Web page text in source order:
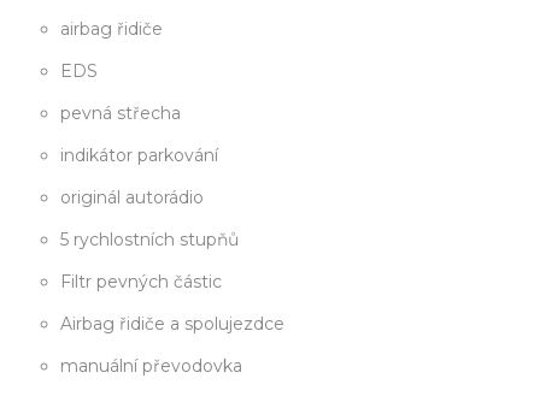
airbag řidiče
EDS
pevná střecha
indikátor parkování
originál autorádio
5 rychlostních stupňů
Filtr pevných částic
Airbag řidiče a spolujezdce
manuální převodovka